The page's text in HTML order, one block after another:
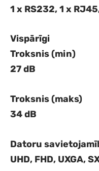
1 x RS232, 1 x
Vispārīgi
Troksnis (min)
27 dB
Troksnis (maks)
34 dB
Datoru
UHD, FHD, UXGA,